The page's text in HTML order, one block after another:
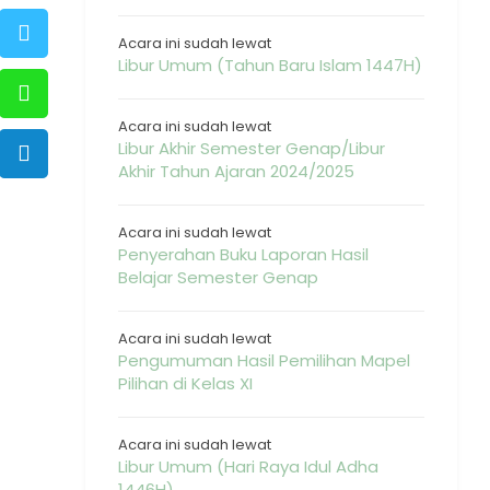
Acara ini sudah lewat
Libur Umum (Tahun Baru Islam 1447H)
Acara ini sudah lewat
Libur Akhir Semester Genap/Libur
Akhir Tahun Ajaran 2024/2025
Acara ini sudah lewat
Penyerahan Buku Laporan Hasil
Belajar Semester Genap
Acara ini sudah lewat
Pengumuman Hasil Pemilihan Mapel
Pilihan di Kelas XI
Acara ini sudah lewat
Libur Umum (Hari Raya Idul Adha